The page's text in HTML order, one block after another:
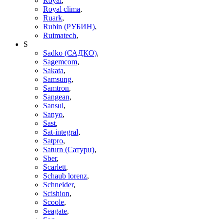
Royal clima,
Ruark,
Rubin (РУБИН),
Ruimatech,
S
Sadko (САДКО),
Sagemcom,
Sakata,
Samsung,
Samtron,
Sangean,
Sansui,
Sanyo,
Sast,
Sat-integral,
Satpro,
Saturn (Сатурн),
Sber,
Scarlett,
Schaub lorenz,
Schneider,
Scishion,
Scoole,
Seagate,